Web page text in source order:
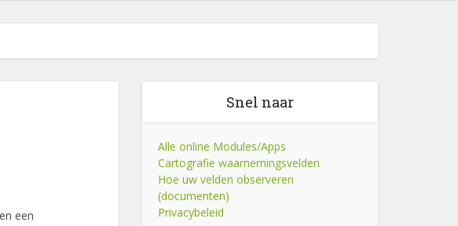
een
Snel naar
Alle online Modules/Apps
Cartografie waarnemingsvelden
Hoe uw velden observeren
(documenten)
Privacybeleid